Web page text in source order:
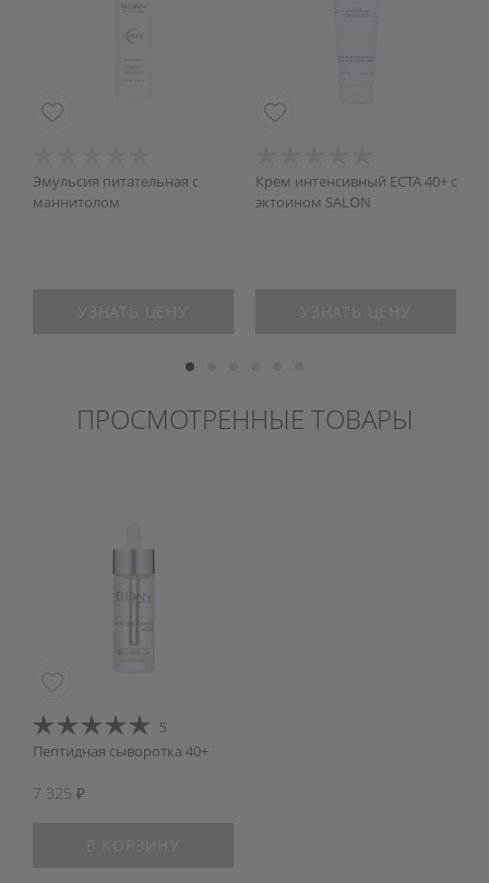
Эмульсия питательная с
маннитолом
Крем интенсивный ECTA 40+ с
эктоином SALON
ПРОСМОТРЕННЫЕ ТОВАРЫ
5
Пептидная сыворотка 40+
7 325